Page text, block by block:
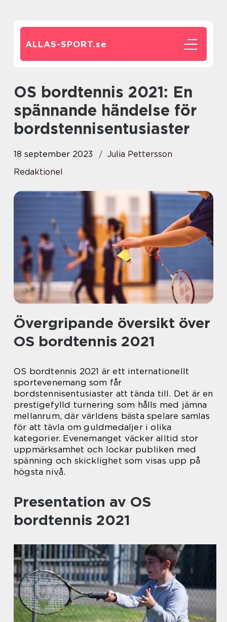
ALLAS-SPORT.se
OS bordtennis 2021: En
spännande händelse för
bordstennisentusiaster
18 september 2023
Julia Pettersson
Redaktionel
Övergripande översikt över
OS bordtennis 2021
OS bordtennis 2021 är ett internationellt
sportevenemang som får
bordstennisentusiaster att tända till. Det är en
prestigefylld turnering som hålls med jämna
mellanrum, där världens bästa spelare samlas
för att tävla om guldmedaljer i olika
kategorier. Evenemanget väcker alltid stor
uppmärksamhet och lockar publiken med
spänning och skicklighet som visas upp på
högsta nivå.
Presentation av OS
bordtennis 2021